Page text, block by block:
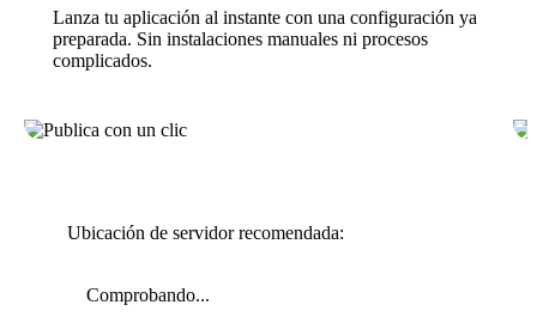
Lanza tu aplicación al instante con una configuración ya
preparada. Sin instalaciones manuales ni procesos
complicados.
Ubicación de servidor recomendada:
Comprobando...